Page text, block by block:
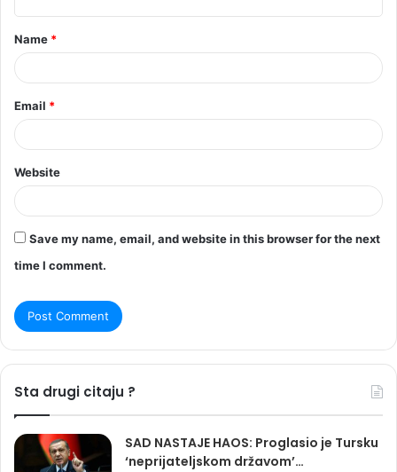
t
*
Name *
Email *
Website
Save my name, email, and website in this browser for the next
time I comment.
Sta drugi citaju ?
SAD NASTAJE HAOS: Proglasio je Tursku
‘neprijateljskom državom’…